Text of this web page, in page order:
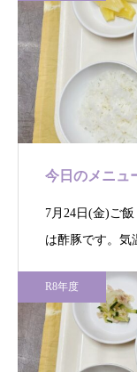
今日のメニュ
7月24日(金)
は酢豚です。
R8年度